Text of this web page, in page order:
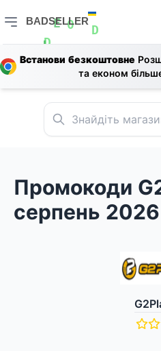
D
0
R
L
E
0
A
L
E
BADSELLER
BADSELLER —
Встанови безкоштовне
та економ
Промокоди
серпень 2026